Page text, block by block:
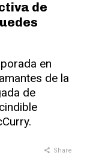
de
en
de la
de
Share